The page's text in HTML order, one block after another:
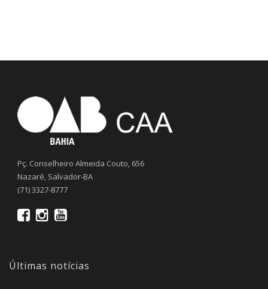
Pç. Conselheiro Almeida Couto, 656
Nazaré, Salvador-BA
(71) 3327-8777
Últimas notícias